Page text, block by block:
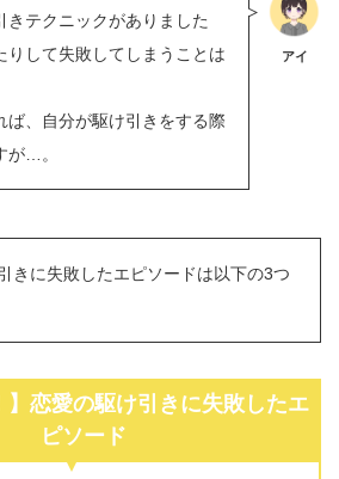
きテクニックがありました
りして失敗してしまうことは
ば、自分が駆け引きをする際
が…。
アイ
きに失敗したエピソードは以下の3つ
】恋愛の駆け引きに失敗したエ
ピソード